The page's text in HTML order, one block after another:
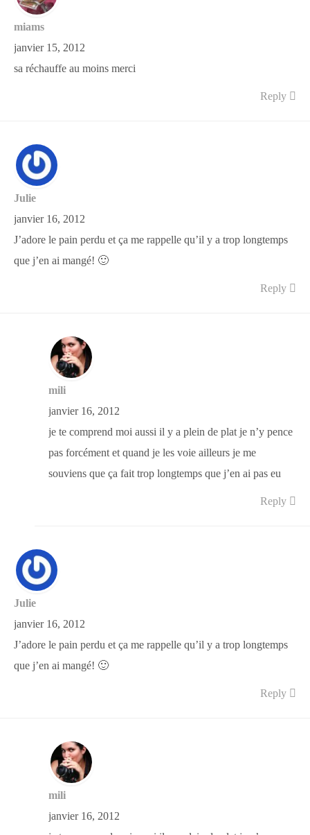
miams
janvier 15, 2012
sa réchauffe au moins merci
Reply
Julie
janvier 16, 2012
J’adore le pain perdu et ça me rappelle qu’il y a trop longtemps
que j’en ai mangé! 🙂
Reply
mili
janvier 16, 2012
je te comprend moi aussi il y a plein de plat je n’y pence
pas forcément et quand je les voie ailleurs je me
souviens que ça fait trop longtemps que j’en ai pas eu
Reply
Julie
janvier 16, 2012
J’adore le pain perdu et ça me rappelle qu’il y a trop longtemps
que j’en ai mangé! 🙂
Reply
mili
janvier 16, 2012